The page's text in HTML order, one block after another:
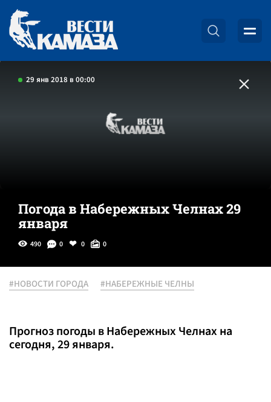
29 янв 2018 в 00:00
Погода в Набережных Челнах 29
января
490 0 0 0
#НОВОСТИ ГОРОДА #НАБЕРЕЖНЫЕ ЧЕЛНЫ
Прогноз погоды в Набережных Челнах на
сегодня, 29 января.